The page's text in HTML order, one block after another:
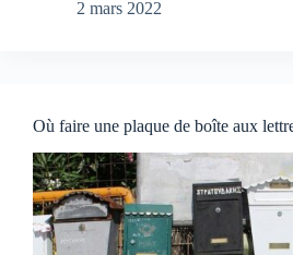
2 mars 2022
Où faire une plaque de boîte aux